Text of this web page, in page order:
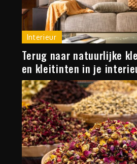
Interieur
Terug naar natuurlijke
en kleitinten in je